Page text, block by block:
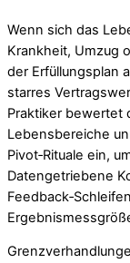
Wenn sich das
Krankheit, Umzug
der Erfüllungsplan
starres
Praktiker bewertet
Lebensbereiche
Pivot‑Rituale ein,
Datengetriebene